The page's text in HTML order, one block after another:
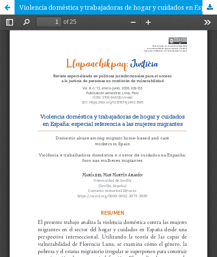
Violencia doméstica y trabajadoras de hogar y cuidados en España: especial referencia a las mujeres migrantes